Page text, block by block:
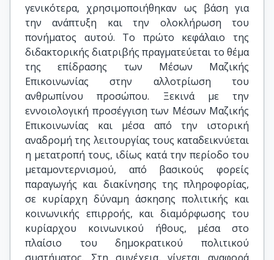
γενικότερα, χρησιμοποιήθηκαν ως βάση για
την ανάπτυξη και την ολοκλήρωση του
πονήματος αυτού. Το πρώτο κεφάλαιο της
διδακτορικής διατριβής πραγματεύεται το θέμα
της επίδρασης των Μέσων Μαζικής
Επικοινωνίας στην αλλοτρίωση του
ανθρωπίνου προσώπου. Ξεκινά με την
εννοιολογική προσέγγιση των Μέσων Μαζικής
Επικοινωνίας και μέσα από την ιστορική
αναδρομή της λειτουργίας τους καταδεικνύεται
η μετατροπή τους, ιδίως κατά την περίοδο του
μεταμοντερνισμού, από βασικούς φορείς
παραγωγής και διακίνησης της πληροφορίας,
σε κυρίαρχη δύναμη άσκησης πολιτικής και
κοινωνικής επιρροής, και διαμόρφωσης του
κυρίαρχου κοινωνικού ήθους, μέσα στο
πλαίσιο του δημοκρατικού πολιτικού